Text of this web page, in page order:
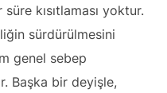
kısıtlaması yoktur.
sürdürülmesini
genel sebep
Başka bir deyişle,